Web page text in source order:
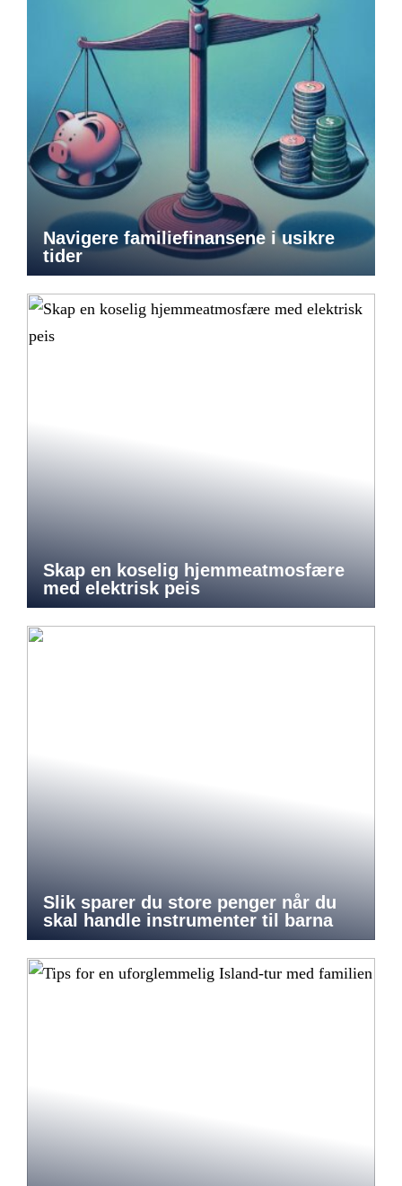
Navigere familiefinansene i usikre
tider
Skap en koselig hjemmeatmosfære
med elektrisk peis
Slik sparer du store penger når du
skal handle instrumenter til barna